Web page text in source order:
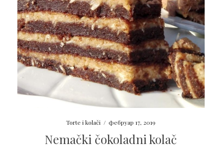
Torte i kolači / фебруар 17, 2019
Nemački čokoladni kolač